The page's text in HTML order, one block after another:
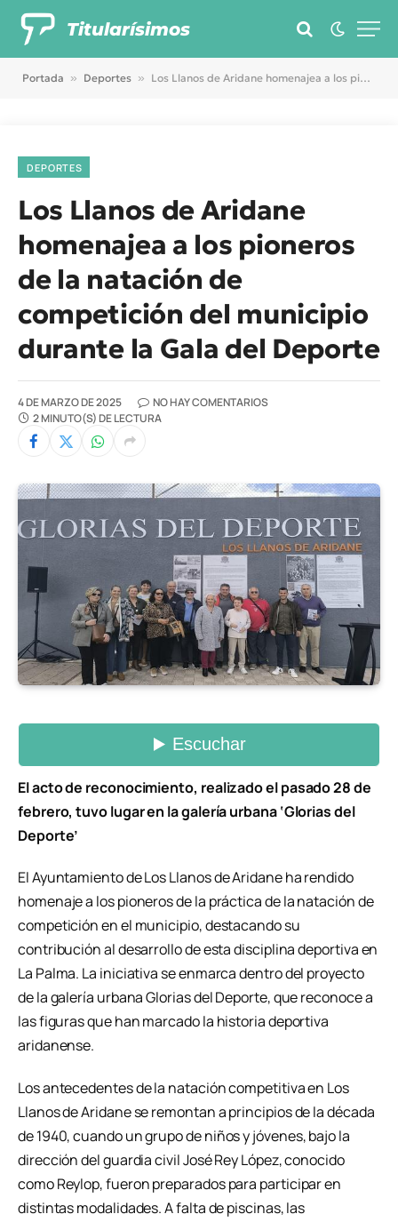
Titularísimos
Portada » Deportes » Los Llanos de Aridane homenajea a los pioneros de la natación de competición del municipio durante la Gala del Deporte
DEPORTES
Los Llanos de Aridane
homenajea a los pioneros
de la natación de
competición del municipio
durante la Gala del Deporte
4 DE MARZO DE 2025
NO HAY COMENTARIOS
2 MINUTO(S) DE LECTURA
El acto de reconocimiento, realizado el pasado 28 de
febrero, tuvo lugar en la galería urbana ‘Glorias del
Deporte’
El Ayuntamiento de Los Llanos de Aridane ha rendido
homenaje a los pioneros de la práctica de la natación de
competición en el municipio, destacando su
contribución al desarrollo de esta disciplina deportiva en
La Palma. La iniciativa se enmarca dentro del proyecto
de la galería urbana Glorias del Deporte, que reconoce a
las figuras que han marcado la historia deportiva
aridanense.
Los antecedentes de la natación competitiva en Los
Llanos de Aridane se remontan a principios de la década
de 1940, cuando un grupo de niños y jóvenes, bajo la
dirección del guardia civil José Rey López, conocido
como Reylop, fueron preparados para participar en
distintas modalidades. A falta de piscinas, las